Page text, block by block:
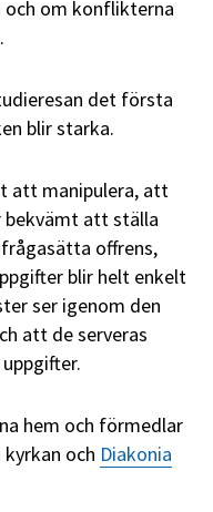
och om konflikterna
det första
blir starka.
att manipulera, att
bekvämt att ställa
offrens,
blir helt enkelt
ser igenom den
att de serveras
hem och förmedlar
och Diakonia